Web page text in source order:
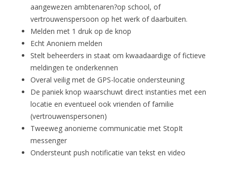
aangewezen ambtenaren?op school, of
vertrouwenspersoon op het werk of daarbuiten.
Melden met 1 druk op de knop
Echt Anoniem melden
Stelt beheerders in staat om kwaadaardige of fictieve
meldingen te onderkennen
Overal veilig met de GPS-locatie ondersteuning
De paniek knop waarschuwt direct instanties met een
locatie en eventueel ook vrienden of familie
(vertrouwenspersonen)
Tweeweg anonieme communicatie met StopIt
messenger
Ondersteunt push notificatie van tekst en video